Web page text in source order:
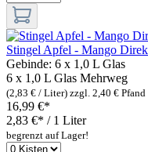
Stingel Apfel - Mango
Gebinde: 6 x 1,0 L Glas
6 x 1,0 L Glas Mehrweg
(2,83 € / Liter) zzgl. 2,40 € Pfand
16,99 €*
2,83 €* / 1 Liter
begrenzt auf Lager!